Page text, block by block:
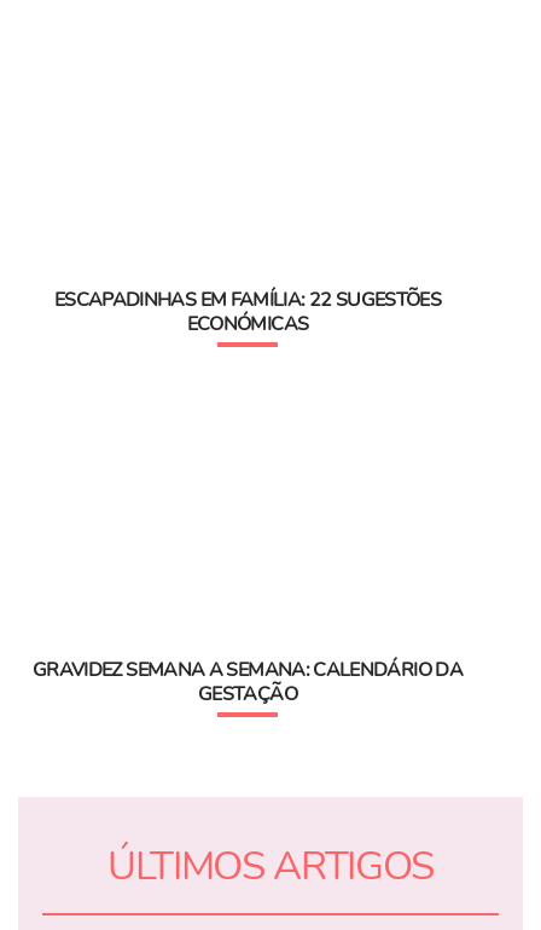
ESCAPADINHAS EM FAMÍLIA: 22 SUGESTÕES
ECONÓMICAS
GRAVIDEZ SEMANA A SEMANA: CALENDÁRIO DA
GESTAÇÃO
ÚLTIMOS ARTIGOS